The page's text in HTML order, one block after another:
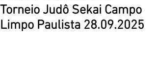
Torneio Judô Sekai Campo
Limpo Paulista 28.09.2025